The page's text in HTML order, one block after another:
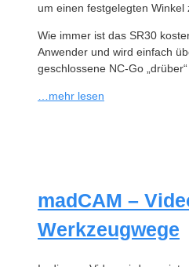
um einen festgelegten Winkel
Wie immer ist das SR30
Anwender und wird einfach
geschlossene NC-Go „drüber“
…mehr lesen
madCAM –
Werkzeugwege